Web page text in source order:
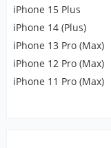
iPhone 15 Plus
iPhone 14 (Plus)
iPhone 13 Pro (Max)
iPhone 12 Pro (Max)
iPhone 11 Pro (Max)